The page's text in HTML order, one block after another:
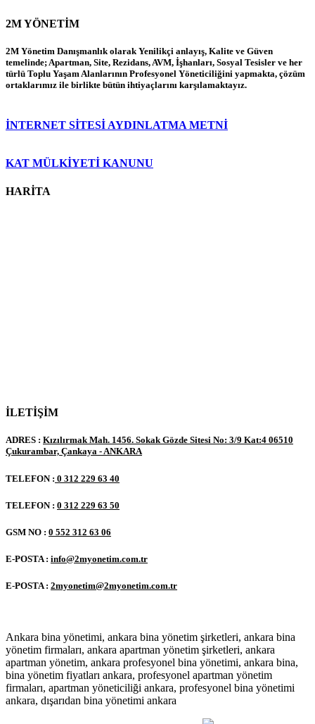
2M YÖNETİM
2M Yönetim Danışmanlık olarak Yenilikçi anlayış, Kalite ve Güven
temelinde; Apartman, Site, Rezidans, AVM, İşhanları, Sosyal Tesisler ve her
türlü Toplu Yaşam Alanlarının Profesyonel Yöneticiliğini yapmakta, çözüm
ortaklarımız ile birlikte bütün ihtiyaçlarını karşılamaktayız.
İNTERNET SİTESİ AYDINLATMA METNİ
KAT MÜLKİYETİ KANUNU
HARİTA
İLETİŞİM
ADRES : Kızılırmak Mah. 1456. Sokak Gözde Sitesi No: 3/9 Kat:4 06510
Çukurambar, Çankaya - ANKARA
TELEFON : 0 312 229 63 40
TELEFON : 0 312 229 63 50
GSM NO : 0 552 312 63 06
E-POSTA : info@2myonetim.com.tr
E-POSTA : 2myonetim@2myonetim.com.tr
Ankara bina yönetimi, ankara bina yönetim şirketleri, ankara bina
yönetim firmaları, ankara apartman yönetim şirketleri, ankara
apartman yönetim, ankara profesyonel bina yönetimi, ankara bina,
bina yönetim fiyatları ankara, profesyonel apartman yönetim
firmaları, apartman yöneticiliği ankara, profesyonel bina yönetimi
ankara, dışarıdan bina yönetimi ankara